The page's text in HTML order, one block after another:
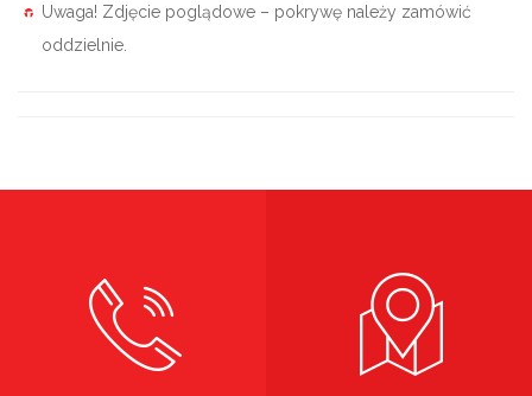
Uwaga! Zdjęcie poglądowe – pokrywę należy zamówić
oddzielnie.